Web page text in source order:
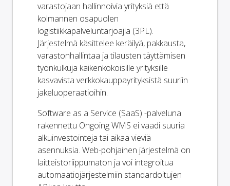
varastojaan hallinnoivia yrityksiä että
kolmannen osapuolen
logistiikkapalveluntarjoajia (3PL).
Järjestelmä käsittelee keräilyä, pakkausta,
varastonhallintaa ja tilausten täyttämisen
työnkulkuja kaikenkokoisille yrityksille
kasvavista verkkokauppayrityksistä suuriin
jakeluoperaatioihin.
Software as a Service (SaaS) -palveluna
rakennettu Ongoing WMS ei vaadi suuria
alkuinvestointeja tai aikaa vieviä
asennuksia. Web-pohjainen järjestelmä on
laitteistoriippumaton ja voi integroitua
automaatiojärjestelmiin standardoitujen